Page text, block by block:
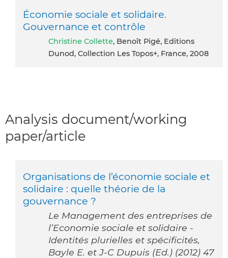
Économie sociale et solidaire.
Gouvernance et contrôle
Christine Collette, Benoît Pigé, Editions
Dunod, Collection Les Topos+, France, 2008
Analysis document/working
paper/article
Organisations de l’économie sociale et
solidaire : quelle théorie de la
gouvernance ?
Le Management des entreprises de
l’Economie sociale et solidaire -
Identités plurielles et spécificités,
Bayle E. et J-C Dupuis (Ed.) (2012) 47